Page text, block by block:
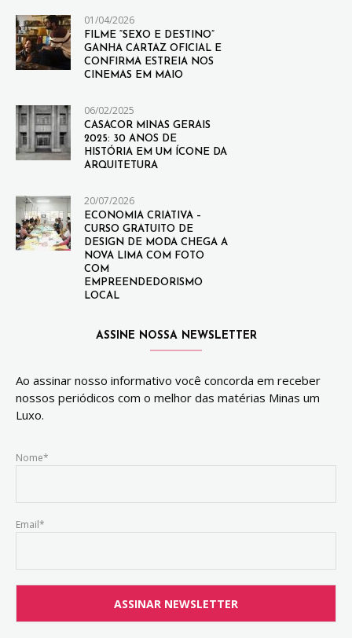
01/04/2026
FILME “SEXO E DESTINO”
GANHA CARTAZ OFICIAL E
CONFIRMA ESTREIA NOS
CINEMAS EM MAIO
06/02/2025
CASACOR MINAS GERAIS
2025: 30 ANOS DE
HISTÓRIA EM UM ÍCONE DA
ARQUITETURA
20/07/2026
ECONOMIA CRIATIVA –
CURSO GRATUITO DE
DESIGN DE MODA CHEGA A
NOVA LIMA COM FOTO
COM
EMPREENDEDORISMO
LOCAL
ASSINE NOSSA NEWSLETTER
Ao assinar nosso informativo você concorda em receber
nossos periódicos com o melhor das matérias Minas um
Luxo.
Nome*
Email*